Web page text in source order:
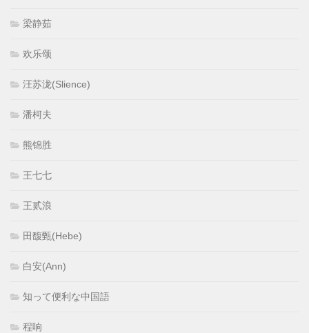
梁静茹
欢乐颂
汪苏泷(Slience)
潘柯夫
熊锦胜
王七七
王贰浪
田馥甄(Hebe)
白安(Ann)
知って便利な中国語
程响